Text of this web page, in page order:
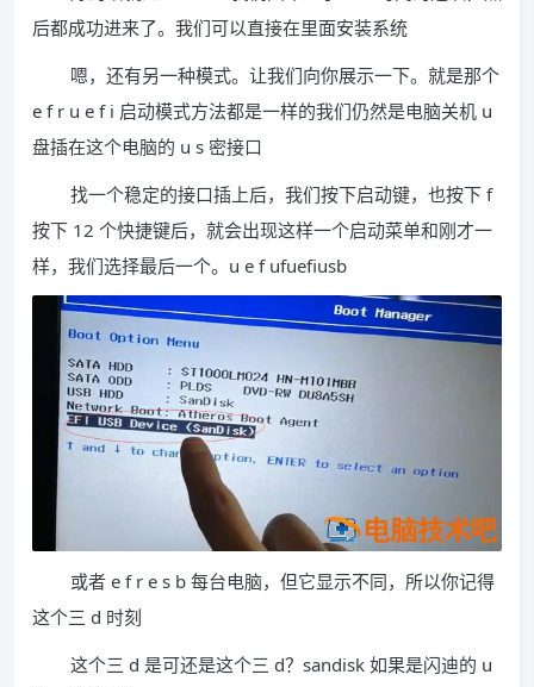
后都成功进来了。我们可以直接在里面安装系统
嗯，还有另一种模式。让我们向你展示一下。就是那个
e f r u e f i 启动模式方法都是一样的我们仍然是电脑关机 u
盘插在这个电脑的 u s 密接口
找一个稳定的接口插上后，我们按下启动键，也按下 f
按下 12 个快捷键后，就会出现这样一个启动菜单和刚才一
样，我们选择最后一个。u e f ufuefiusb
或者 e f r e s b 每台电脑，但它显示不同，所以你记得
这个三 d 时刻
这个三 d 是可还是这个三 d？sandisk 如果是闪迪的 u